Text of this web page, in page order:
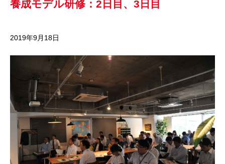
養成モデル研修：2日目、3日目
2019年9月18日